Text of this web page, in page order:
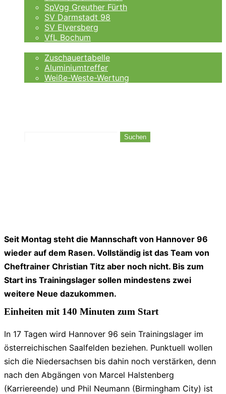
SpVgg Greuther Fürth
SV Darmstadt 98
SV Elversberg
VfL Bochum
Zuschauertabelle
Aluminiumtreffer
Weiße-Weste-Wertung
Suchen
Seit Montag steht die Mannschaft von Hannover 96
wieder auf dem Rasen. Vollständig ist das Team von
Cheftrainer Christian Titz aber noch nicht. Bis zum
Start ins Trainingslager sollen mindestens zwei
weitere Neue dazukommen.
Einheiten mit 140 Minuten zum Start
In 17 Tagen wird Hannover 96 sein Trainingslager im
österreichischen Saalfelden beziehen. Punktuell wollen
sich die Niedersachsen bis dahin noch verstärken, denn
nach den Abgängen von Marcel Halstenberg
(Karriereende) und Phil Neumann (Birmingham City) ist